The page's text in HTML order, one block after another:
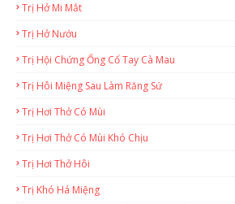
Trị Hở Mi Mắt
Trị Hở Nướu
Trị Hội Chứng Ống Cổ Tay Cà Mau
Trị Hôi Miệng Sau Làm Răng Sứ
Trị Hơi Thở Có Mùi
Trị Hơi Thở Có Mùi Khó Chịu
Trị Hơi Thở Hôi
Trị Khó Há Miệng